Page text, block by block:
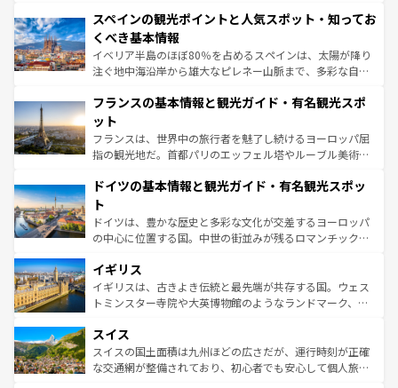
ろん、トスカーナの美しい田園風景やアマルフィ海岸の絶
景など、自然景観も見逃せない。観光の合間には、本場の
ピザやパスタなど、絶品のイタリア料理を堪能することも
できる。朝目覚めてから夜眠るまで、すべての瞬間を楽し
なお、新着のイタリア情報はコンテンツ一覧を参照してほ
しい。
スペインの観光ポイントと人気スポット・知ってお
くべき基本情報
イベリア半島のほぼ80％を占めるスペインは、太陽が降り
注ぐ地中海沿岸から雄大なピレネー山脈まで、多彩な自然
文化が根付くこの国では、情熱的なフラメンコ、熱気あふ
れる闘牛、そして美味しいタパスが生活の一部となってい
る。首都マドリードの洗練された雰囲気や、バルセロナの
アートに溢れた街角から、地方では古代ローマ遺跡や中世
せる。地方によって風土や気候が異なるスペインはその個
ンテンツ一覧 を参照してほしい。
フランスの基本情報と観光ガイド・有名観光スポ
ット
フランスは、世界中の旅行者を魅了し続けるヨーロッパ屈
指の観光地だ。首都パリのエッフェル塔やルーブル美術館
で、幅広い魅力が詰まっている。華麗な宮殿、歴史的な大
聖堂、美しいビーチ、そして豊かな自然が、訪れる者を心
から魅了する。また、フランスは美食の国としても知ら
れ、フランス料理はユネスコ無形文化遺産にも登録されて
香り高いラベンダー畑など、多彩な楽しみ方が可能だ。さ
らに、パリ以外の地域にも魅力が溢れており、どの街角に
も豊かな歴史と文化が息づいている。パリ以外の個性あふ
を参照してほしい。
ドイツの基本情報と観光ガイド・有名観光スポッ
ト
ドイツは、豊かな歴史と多彩な文化が交差するヨーロッパ
の中心に位置する国。中世の街並みが残るロマンチック街
顔を持つこの国は、どこを歩いても飽きることがない。ベ
ルリンの文化的活気、バイエルン州のアルプスの絶景、そ
してライン川沿いのワイン畑といった風景は必見。ビール
は、お酒好きな人にはぜひ体験してほしい。 なお、新着の
ドイツ情報はコンテンツ一覧を参照してほしい。
イギリス
イギリスは、古きよき伝統と最先端が共存する国。ウェス
トミンスター寺院や大英博物館のようなランドマーク、歴
リアごとに異なる魅力がある。また、優雅なアフタヌーン
ティー、ビール好きにはたまらない英国パブ、サッカー観
戦など、本場だからこそできる体験も豊富。イギリスを旅
スイス
スイスの国土面積は九州ほどの広さだが、運行時刻が正確
な交通網が整備されており、初心者でも安心して個人旅行